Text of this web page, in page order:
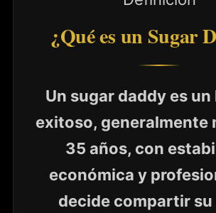
¿Qué es un Sugar
Un sugar daddy es un
exitoso, generalmente
35 años, con
económica y
decide compartir